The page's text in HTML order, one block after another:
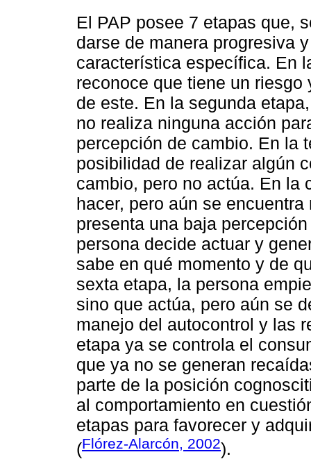
El PAP posee 7 etapas que,
darse de manera progresiva
característica específica. En
reconoce que tiene un
de este. En la segunda
no realiza ninguna acción
percepción de cambio. En la
posibilidad de realizar algún
cambio, pero no actúa. En la
hacer, pero aún se
presenta una baja
persona decide actuar y
sabe en qué momento y de
sexta etapa, la persona
sino que actúa, pero aún se
manejo del autocontrol y las
etapa ya se controla el
que ya no se generan
parte de la posición
al comportamiento en
etapas para favorecer y
(Flórez-Alarcón, 2002).